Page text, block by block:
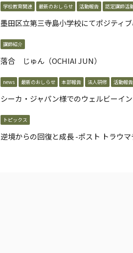
学校教育関連 最新のおしらせ 活動報告 認定講師活
墨田区立第三寺島小学校にてポジティ
講師紹介
落合 じゅん（OCHIAI JUN）
news 最新のおしらせ 本部報告 法人研修 活動報告
シーカ・ジャパン様でのウェルビーイ
トピックス
逆境からの回復と成長 -ポスト トラウ